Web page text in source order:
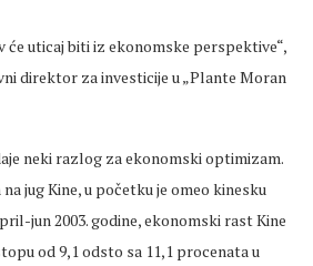
će uticaj biti iz ekonomske perspektive“,
direktor za investicije u „Plante Moran
neki razlog za ekonomski optimizam.
jug Kine, u početku je omeo kinesku
jun 2003. godine, ekonomski rast Kine
od 9,1 odsto sa 11,1 procenata u